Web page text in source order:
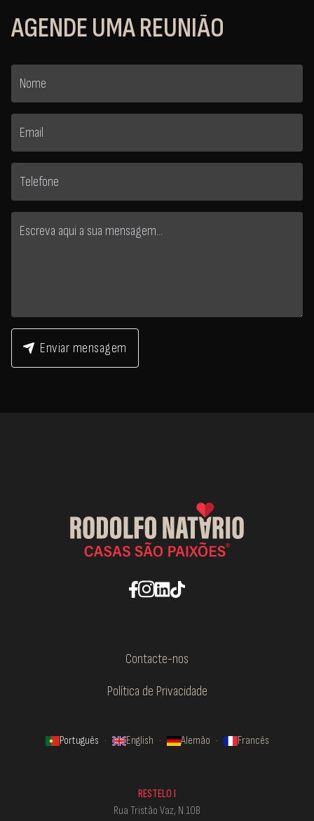
AGENDE UMA REUNIÃO
Enviar mensagem
Contacte-nos
Política de Privacidade
Português · English · Alemão · Francês
RESTELO I
Rua Tristão Vaz, N.10B